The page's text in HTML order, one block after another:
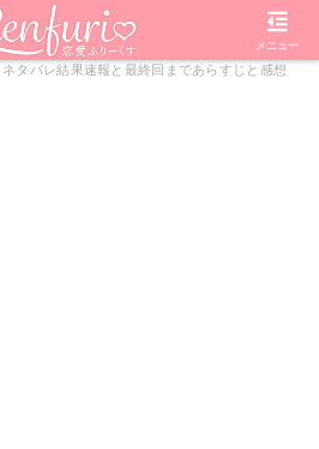
ーショー LOVE or MONEY
ヴ
タバレ結果速報と最終回まであらすじと感想
メニュー